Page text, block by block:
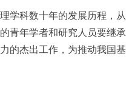
学科数十年的发展历程，从
青年学者和研究人员要继承
的杰出工作，为推动我国基